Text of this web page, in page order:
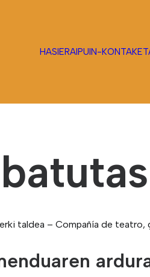
HASIERAIPUIN-
taldea – Compañía de teatro,